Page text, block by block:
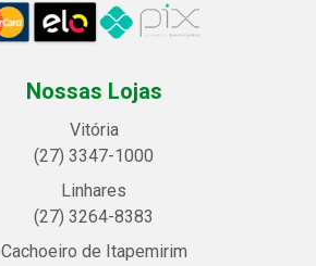
Nossas Lojas
Vitória
(27) 3347-1000
Linhares
(27) 3264-8383
Cachoeiro de Itapemirim